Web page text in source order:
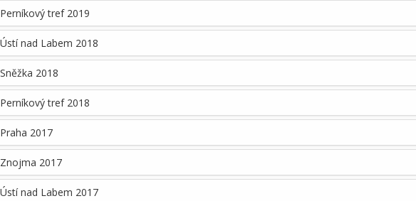
tref 2019
nad Labem 2018
2018
tref 2018
2017
2017
nad Labem 2017